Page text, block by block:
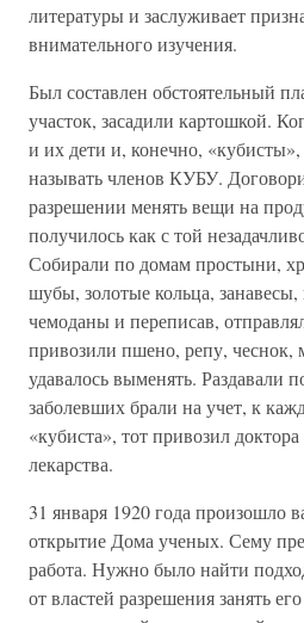
литературы и заслуживает
внимательного изучения.
Был составлен обстоятельный
участок, засадили картошкой.
и их дети и, конечно,
называть членов КУБУ.
разрешении менять вещи на
получилось как с той
Собирали по домам простыни,
шубы, золотые кольца,
чемоданы и переписав,
привозили пшено, репу,
удавалось выменять.
заболевших брали на учет, к
«кубиста», тот привозил
лекарства.
31 января 1920 года произошло
открытие Дома ученых. Сему
работа. Нужно было найти
от властей разрешения занять